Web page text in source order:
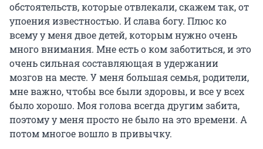
обстоятельств, которые отвлекали, скажем так, от
упоения известностью. И слава богу. Плюс ко
всему у меня двое детей, которым нужно очень
много внимания. Мне есть о ком заботиться, и это
очень сильная составляющая в удержании
мозгов на месте. У меня большая семья, родители,
мне важно, чтобы все были здоровы, и все у всех
было хорошо. Моя голова всегда другим забита,
поэтому у меня просто не было на это времени. А
потом многое вошло в привычку.